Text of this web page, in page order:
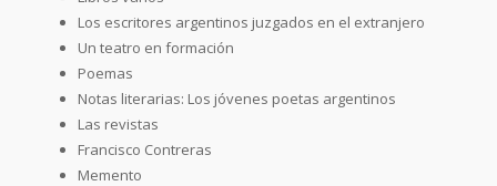
Los escritores argentinos juzgados en el extranjero
Un teatro en formación
Poemas
Notas literarias: Los jóvenes poetas argentinos
Las revistas
Francisco Contreras
Memento